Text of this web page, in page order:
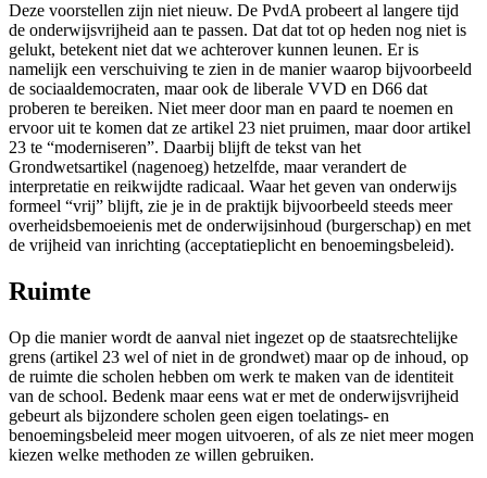
Deze voorstellen zijn niet nieuw. De PvdA probeert al langere tijd
de onderwijsvrijheid aan te passen. Dat dat tot op heden nog niet is
gelukt, betekent niet dat we achterover kunnen leunen. Er is
namelijk een verschuiving te zien in de manier waarop bijvoorbeeld
de sociaaldemocraten, maar ook de liberale VVD en D66 dat
proberen te bereiken. Niet meer door man en paard te noemen en
ervoor uit te komen dat ze artikel 23 niet pruimen, maar door artikel
23 te “moderniseren”. Daarbij blijft de tekst van het
Grondwetsartikel (nagenoeg) hetzelfde, maar verandert de
interpretatie en reikwijdte radicaal. Waar het geven van onderwijs
formeel “vrij” blijft, zie je in de praktijk bijvoorbeeld steeds meer
overheidsbemoeienis met de onderwijsinhoud (burgerschap) en met
de vrijheid van inrichting (acceptatieplicht en benoemingsbeleid).
Ruimte
Op die manier wordt de aanval niet ingezet op de staatsrechtelijke
grens (artikel 23 wel of niet in de grondwet) maar op de inhoud, op
de ruimte die scholen hebben om werk te maken van de identiteit
van de school. Bedenk maar eens wat er met de onderwijsvrijheid
gebeurt als bijzondere scholen geen eigen toelatings- en
benoemingsbeleid meer mogen uitvoeren, of als ze niet meer mogen
kiezen welke methoden ze willen gebruiken.